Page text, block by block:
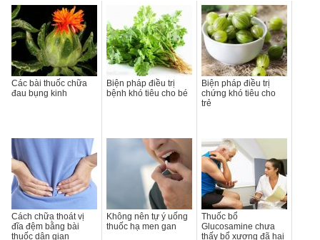
Các bài thuốc chữa
đau bụng kinh
Biện pháp điều trị
bệnh khó tiêu cho bé
Biện pháp điều trị
chứng khó tiêu cho
trẻ
Cách chữa thoát vị
đĩa đệm bằng bài
thuốc dân gian
Không nên tự ý uống
thuốc hạ men gan
Thuốc bổ
Glucosamine chưa
thấy bổ xương đã hại